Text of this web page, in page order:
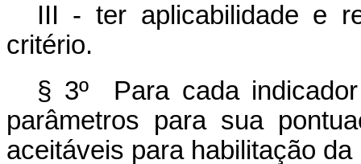
III - ter aplicabilidade e
critério.
§ 3º Para cada
parâmetros para sua
aceitáveis para habilitação da